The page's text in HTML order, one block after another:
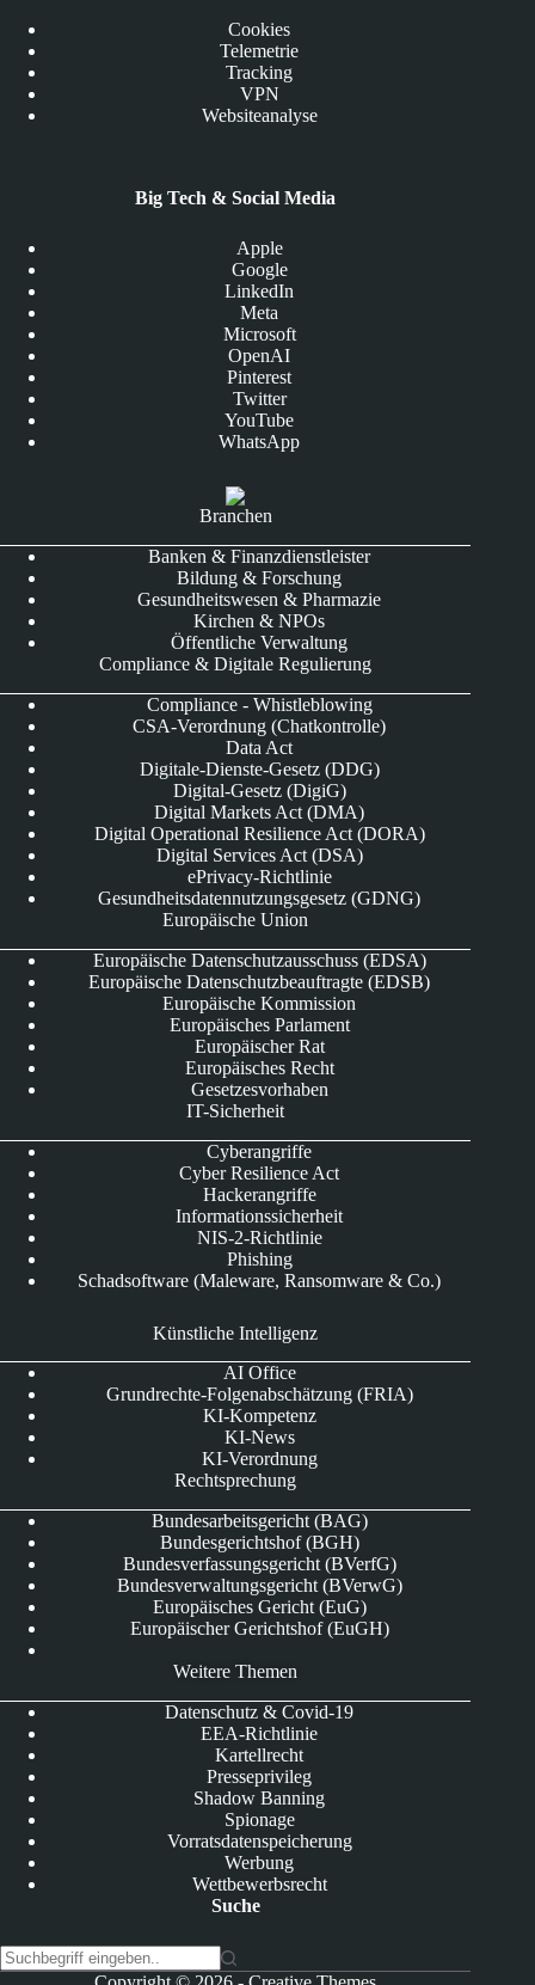
Cookies
Telemetrie
Tracking
VPN
Websiteanalyse
Big Tech & Social Media
Apple
Google
LinkedIn
Meta
Microsoft
OpenAI
Pinterest
Twitter
YouTube
WhatsApp
Branchen
Banken & Finanzdienstleister
Bildung & Forschung
Gesundheitswesen & Pharmazie
Kirchen & NPOs
Öffentliche Verwaltung
Compliance & Digitale Regulierung
Compliance - Whistleblowing
CSA-Verordnung (Chatkontrolle)
Data Act
Digitale-Dienste-Gesetz (DDG)
Digital-Gesetz (DigiG)
Digital Markets Act (DMA)
Digital Operational Resilience Act (DORA)
Digital Services Act (DSA)
ePrivacy-Richtlinie
Gesundheitsdatennutzungsgesetz (GDNG)
Europäische Union
Europäische Datenschutzausschuss (EDSA)
Europäische Datenschutzbeauftragte (EDSB)
Europäische Kommission
Europäisches Parlament
Europäischer Rat
Europäisches Recht
Gesetzesvorhaben
IT-Sicherheit
Cyberangriffe
Cyber Resilience Act
Hackerangriffe
Informationssicherheit
NIS-2-Richtlinie
Phishing
Schadsoftware (Maleware, Ransomware & Co.)
Künstliche Intelligenz
AI Office
Grundrechte-Folgenabschätzung (FRIA)
KI-Kompetenz
KI-News
KI-Verordnung
Rechtsprechung
Bundesarbeitsgericht (BAG)
Bundesgerichtshof (BGH)
Bundesverfassungsgericht (BVerfG)
Bundesverwaltungsgericht (BVerwG)
Europäisches Gericht (EuG)
Europäischer Gerichtshof (EuGH)
Weitere Themen
Datenschutz & Covid-19
EEA-Richtlinie
Kartellrecht
Presseprivileg
Shadow Banning
Spionage
Vorratsdatenspeicherung
Werbung
Wettbewerbsrecht
Suche